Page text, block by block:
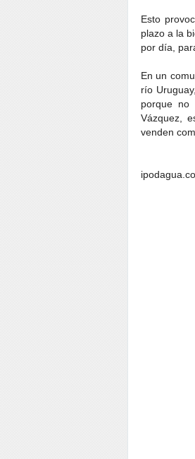
Esto
plazo a la
por día,
En un
río
porque no
Vázquez,
venden